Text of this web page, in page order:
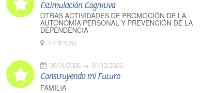
Estimulación Cognitiva
OTRAS ACTIVIDADES DE PROMOCIÓN DE LA
AUTONOMÍA PERSONAL Y PREVENCIÓN DE LA
DEPENDENCIA
Ledesma
09/01/2026 31/12/2026
Construyendo mi Futuro
FAMILIA